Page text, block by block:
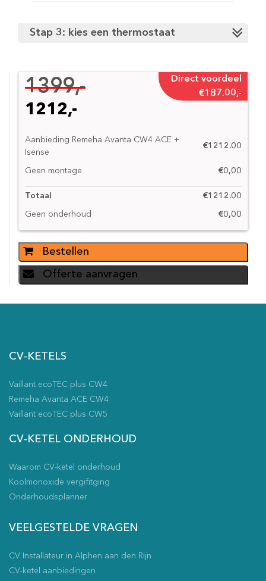
Stap 3: kies een thermostaat
1399,-
1212,-
Direct voordeel
€187.00,-
Aanbieding Remeha Avanta CW4 ACE +
Isense
€1212.00
Geen montage €0,00
Totaal €1212.00
Geen onderhoud €0,00
Bestellen
Offerte aanvragen
CV-KETELS
Vaillant ecoTEC plus CW4
Remeha Avanta ACE CW4
Vaillant ecoTEC plus CW5
CV-KETEL ONDERHOUD
Waarom CV-ketel onderhoud
Koolmonoxide vergifitging
Onderhoudsplanner
VEELGESTELDE VRAGEN
CV Installateur in Alphen aan den Rijn
CV-ketel aanbiedingen